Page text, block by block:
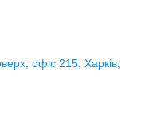
офіс 215, Харків,